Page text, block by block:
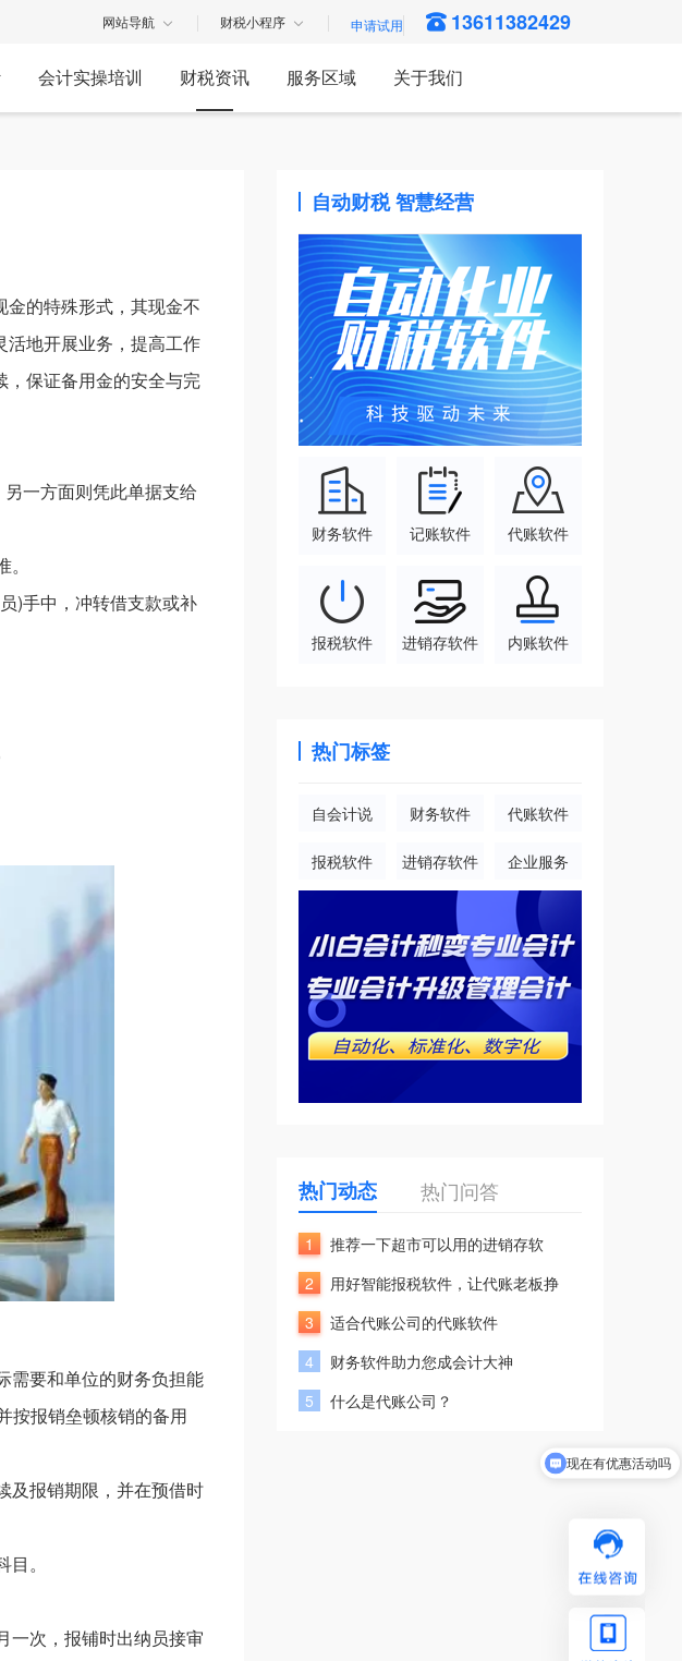
网站导航 财税小程序 13611382429
会计实操培训 财税资讯 服务区域 关于我们
的特殊形式，其现金不
活地开展业务，提高工作
，保证备用金的安全与完
一方面则凭此单据支给
)手中，冲转借支款或补
需要和单位的财务负担能
按报销垒顿核销的备用
及报销期限，并在预借时
。
一次，报铺时出纳员接审
自动财税 智慧经营
财务软件 记账软件 代账软件
报税软件 进销存软件 内账软件
热门标签
自会计说 财务软件 代账软件
报税软件 进销存软件 企业服务
热门动态 热门问答
1
推荐一下超市可以用的进销存软
2
用好智能报税软件，让代账老板挣
3
适合代账公司的代账软件
4
财务软件助力您成会计大神
5
什么是代账公司？
现在有优惠活动吗